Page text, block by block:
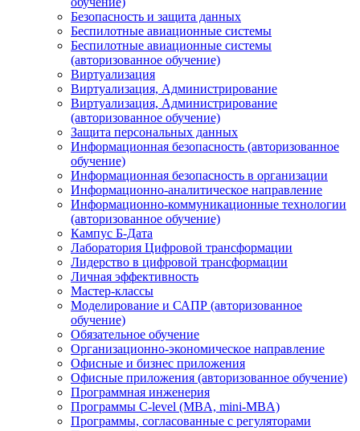
Безопасность и защита данных
Беспилотные авиационные системы
Беспилотные авиационные системы
(авторизованное обучение)
Виртуализация
Виртуализация, Администрирование
Виртуализация, Администрирование
(авторизованное обучение)
Защита персональных данных
Информационная безопасность (авторизованное
обучение)
Информационная безопасность в организации
Информационно-аналитическое направление
Информационно-коммуникационные технологии
(авторизованное обучение)
Кампус Б-Дата
Лаборатория Цифровой трансформации
Лидерство в цифровой трансформации
Личная эффективность
Мастер-классы
Моделирование и САПР (авторизованное
обучение)
Обязательное обучение
Организационно-экономическое направление
Офисные и бизнес приложения
Офисные приложения (авторизованное обучение)
Программная инженерия
Программы C-level (MBA, mini-MBA)
Программы, согласованные с регуляторами